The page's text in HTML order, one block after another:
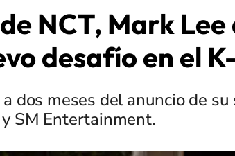
NCT, Mark
desafío en el
dos meses del anuncio de
y SM Entertainment.